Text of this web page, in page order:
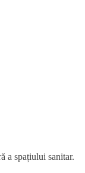
a spațiului sanitar.